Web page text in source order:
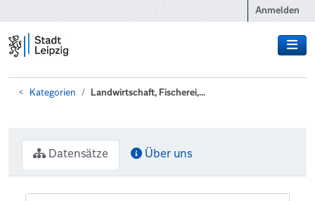
Anmelden
Kategorien Landwirtschaft, Fischerei,...
Datensätze Über uns